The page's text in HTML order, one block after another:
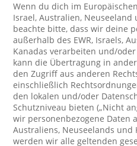
Wenn du dich im
Israel, Australien, Neuseeland
beachte bitte, dass wir deine
außerhalb des EWR, Israels,
Kanadas verarbeiten und/
kann die Übertragung in
den Zugriff aus anderen
einschließlich
den lokalen und/oder
Schutzniveau bieten („Nicht
wir personenbezogene Daten
Australiens, Neuseelands
werden wir alle geltenden